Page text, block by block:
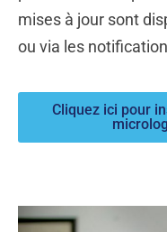
mises à jour sont
ou via les
Cliquez ici pour